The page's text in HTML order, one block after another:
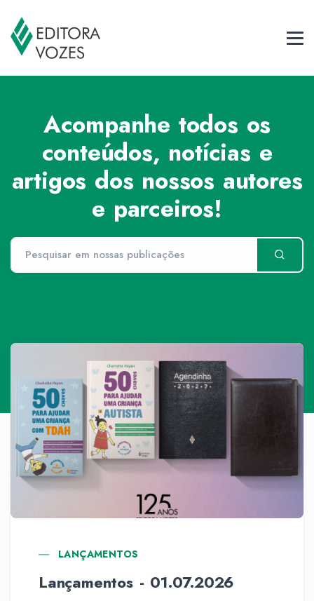
Acompanhe todos os
conteúdos, notícias e
artigos dos nossos autores
e parceiros!
LANÇAMENTOS
Lançamentos - 01.07.2026